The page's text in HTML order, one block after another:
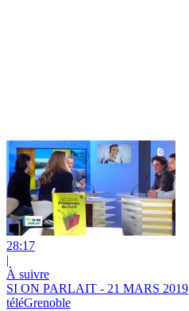
28:17
|
À suivre
SI ON PARLAIT - 21 MARS 2019
téléGrenoble